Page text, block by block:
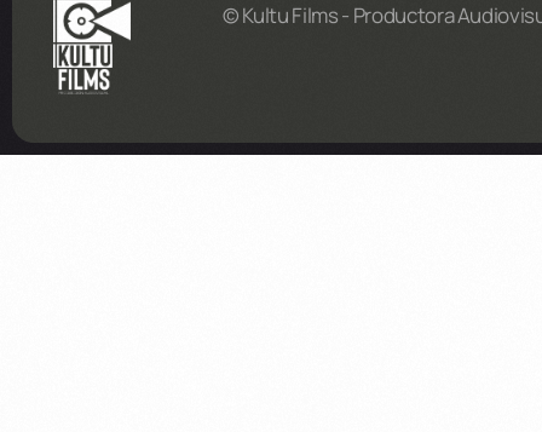
© Kultu Films - Productora